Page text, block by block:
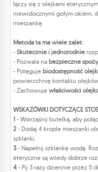
łączy się z olejkami
niewidocznymi gołym okiem,
mieszankę.
Metoda ta ma wiele zalet:
- Skutecznie i jednorodnie
- Pozwala na bezpieczne
- Potęguje biodostępność
powierzchnię kontaktu
- Zachowuje właściwości
WSKAZÓWKI DOTYCZĄCE
1 - Wstrząśnij butelką, aby
2 - Dodaj 4 krople mieszanki
szklanki.
3- Napełnij szklankę wodą.
eteryczne są wtedy dobrze
4 - Pij 3 razy dziennie przez 5